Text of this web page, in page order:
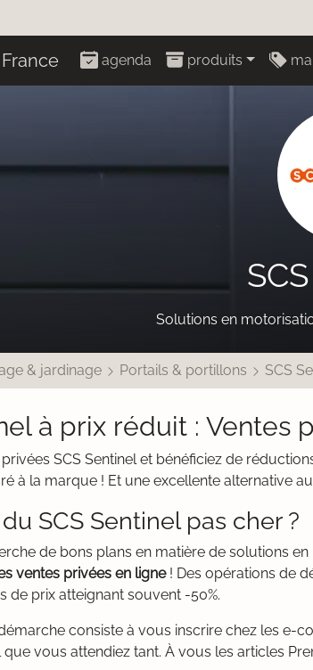
agenda produits
Solutions en
& jardinage Portails & portillons SCS
à prix réduit : Ventes
SCS Sentinel et bénéficiez de
à la marque ! Et une excellente alternative
SCS Sentinel pas cher ?
de bons plans en matière de solutions
ventes privées en ligne! Des opérations de
de prix atteignant souvent -50%.
consiste à vous inscrire chez les
que vous attendiez tant. À vous les articles